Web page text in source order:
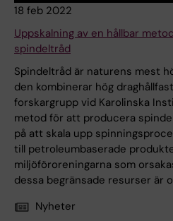
18 feb 2022
Uppskalning av en hållbar
spindeltråd
Spindeltråd är naturens mest
den kombinerar hög
forskargrupp vid Karolinska
metod för att producera
på att skala upp
till petroleumbaserade
miljöföroreningarna som
dessa begränsade resurser är
Nyheter